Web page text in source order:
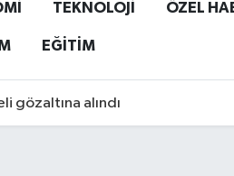
TEKNOLOJİ ÖZEL
EĞİTİM
gözaltına alındı